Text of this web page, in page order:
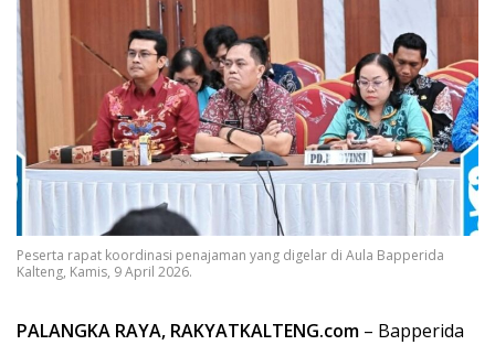
Peserta rapat koordinasi penajaman yang digelar di Aula Bapperida
Kalteng, Kamis, 9 April 2026.
PALANGKA RAYA, RAKYATKALTENG.com – Bapperida